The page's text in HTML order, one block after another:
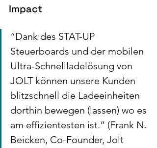
Impact
“Dank des STAT-UP
Steuerboards und der mobilen
Ultra-Schnellladelösung von
JOLT können unsere Kunden
blitzschnell die Ladeeinheiten
dorthin bewegen (lassen) wo es
am effizientesten ist.” (Frank N.
Beicken, Co-Founder, Jolt